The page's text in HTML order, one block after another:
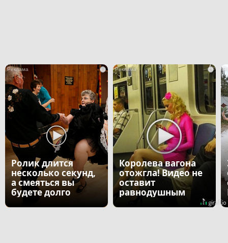
i
Ролик длится
несколько секунд,
а смеяться вы
будете долго
i
Королева вагона
отожгла! Видео не
оставит
равнодушным